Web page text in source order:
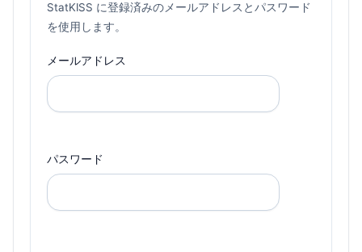
StatKISS に登録済みのメールアドレスとパスワード
を使用します。
メールアドレス
パスワード